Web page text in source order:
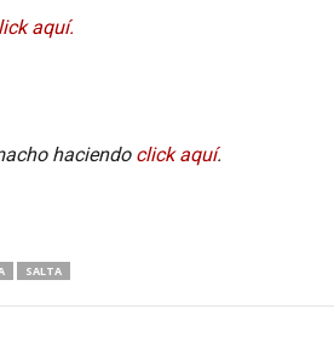
aquí.
haciendo click aquí.
SALTA